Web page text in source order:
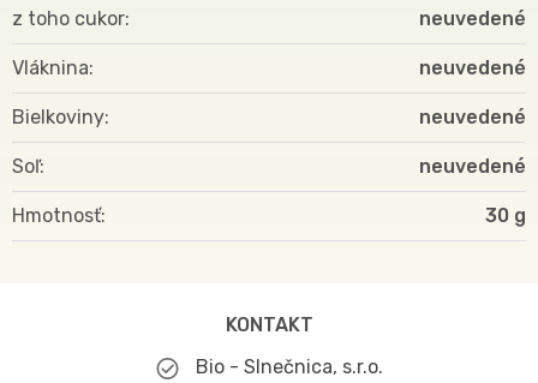
z toho cukor neuvedené
Vláknina neuvedené
Bielkoviny neuvedené
Soľ neuvedené
Hmotnosť 30
KONTAKT
Bio - Slnečnica, s.r.o.